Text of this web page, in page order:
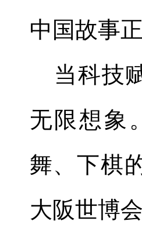
中国故事
当科技
无限想象
舞、下棋
大阪世博